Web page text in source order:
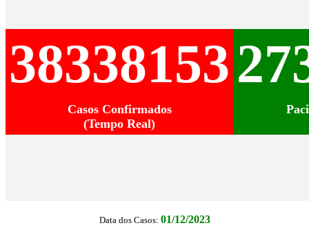
38338153
Casos Confirmados
(Tempo Real)
Data dos Casos: 01/12/2023